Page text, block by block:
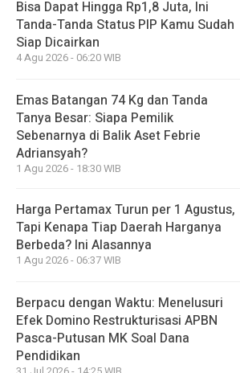
Bisa Dapat Hingga Rp1,8 Juta, Ini
Tanda-Tanda Status PIP Kamu Sudah
Siap Dicairkan
4 Agu 2026 - 06:20 WIB
Emas Batangan 74 Kg dan Tanda
Tanya Besar: Siapa Pemilik
Sebenarnya di Balik Aset Febrie
Adriansyah?
1 Agu 2026 - 18:30 WIB
Harga Pertamax Turun per 1 Agustus,
Tapi Kenapa Tiap Daerah Harganya
Berbeda? Ini Alasannya
1 Agu 2026 - 06:37 WIB
Berpacu dengan Waktu: Menelusuri
Efek Domino Restrukturisasi APBN
Pasca-Putusan MK Soal Dana
Pendidikan